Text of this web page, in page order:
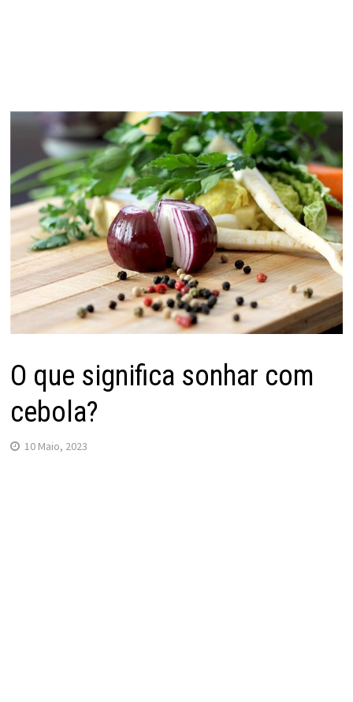
O que significa sonhar com
cebola?
10 Maio, 2023